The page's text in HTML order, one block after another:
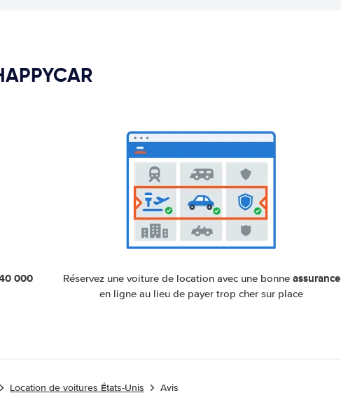
000
Réservez une voiture de location avec une bonne assurance
en ligne au lieu de payer trop cher sur place
Location de voitures États-Unis Avis